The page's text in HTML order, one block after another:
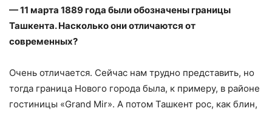
— 11 марта 1889 года были обозначены границы
Ташкента. Насколько они отличаются от
современных?
Очень отличается. Сейчас нам трудно представить, но
тогда граница Нового города была, к примеру, в районе
гостиницы «Grand Mir». А потом Ташкент рос, как блин,